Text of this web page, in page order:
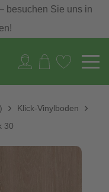
besuchen Sie uns in
Klick-Vinylboden
30